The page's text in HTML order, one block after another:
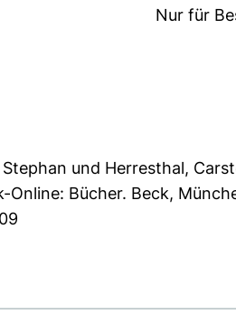
Nur für
und Herresthal,
Bücher. Beck,